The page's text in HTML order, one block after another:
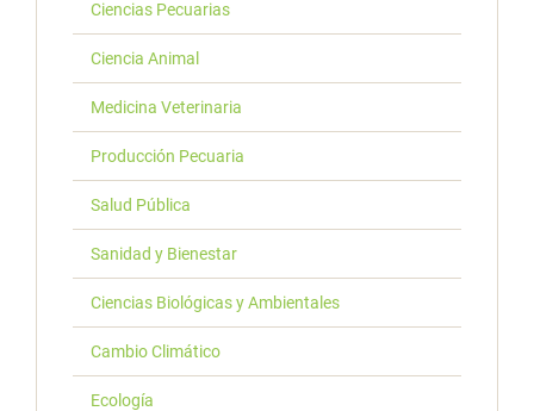
Ciencias Pecuarias
Ciencia Animal
Medicina Veterinaria
Producción Pecuaria
Salud Pública
Sanidad y Bienestar
Ciencias Biológicas y Ambientales
Cambio Climático
Ecología